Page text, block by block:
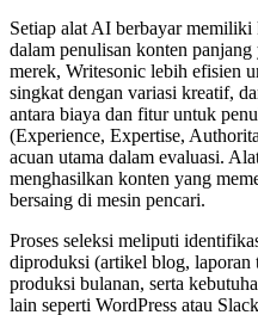
Setiap alat AI berbayar
dalam penulisan konten
merek, Writesonic lebih efisien
singkat dengan variasi kreatif,
antara biaya dan fitur untuk
(Experience, Expertise,
acuan utama dalam evaluasi.
menghasilkan konten yang
bersaing di mesin pencari.
Proses seleksi meliputi
diproduksi (artikel blog, laporan
produksi bulanan, serta
lain seperti WordPress atau